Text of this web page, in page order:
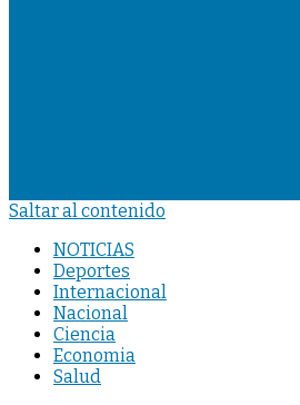
Saltar al contenido
NOTICIAS
Deportes
Internacional
Nacional
Ciencia
Economia
Salud